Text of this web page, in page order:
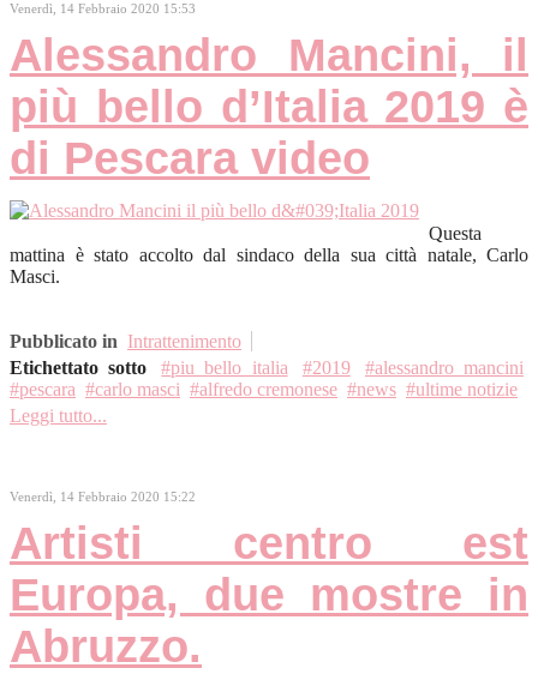
Venerdì, 14 Febbraio 2020 15:53
Alessandro Mancini, il
più bello d’Italia 2019 è
di Pescara video
Questa
mattina è stato accolto dal sindaco della sua città natale, Carlo
Masci.
Pubblicato in Intrattenimento
Etichettato sotto
piu bello italia 2019
alessandro mancini
pescara
carlo masci alfredo cremonese news
ultime notizie
Leggi tutto...
Venerdì, 14 Febbraio 2020 15:22
Artisti centro est
Europa, due mostre in
Abruzzo.